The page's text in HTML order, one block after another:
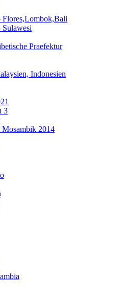
Flores,Lombok,Bali
Sulawesi
Praefektur
Indonesien
3
2014